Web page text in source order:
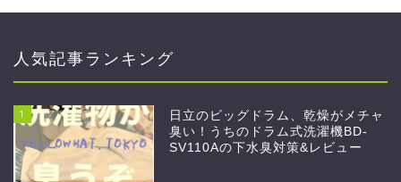
人気記事ランキング
1
日立のビッグドラム、乾燥がメチャ
臭い！うちのドラム式洗濯機BD-
SV110Aの下水臭対策&レビュー